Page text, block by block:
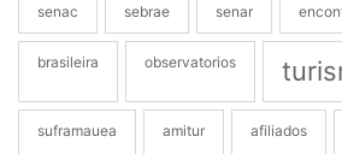
senac sebrae senar
brasileira observatorios
suframauea amitur afiliados